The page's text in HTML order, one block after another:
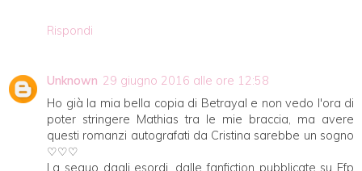
Rispondi
Unknown 29 giugno 2016 alle ore 12:58
Ho già la mia bella copia di Betrayal e non vedo l'ora di
poter stringere Mathias tra le mie braccia, ma avere
questi romanzi autografati da Cristina sarebbe un sogno
♡♡♡
La seguo dagli esordi, dalle fanfiction pubblicate su Efp